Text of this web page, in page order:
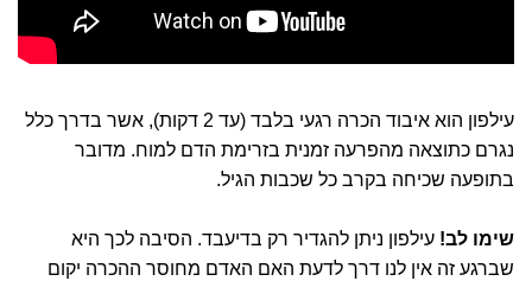
עילפון הוא איבוד הכרה רגעי בלבד (עד 2 דקות), אשר בדרך כלל
נגרם כתוצאה מהפרעה זמנית בזרימת הדם למוח. מדובר
בתופעה שכיחה בקרב כל שכבות הגיל.
שימו לב! עילפון ניתן להגדיר רק בדיעבד. הסיבה לכך היא
שברגע זה אין לנו דרך לדעת האם האדם מחוסר ההכרה יקום